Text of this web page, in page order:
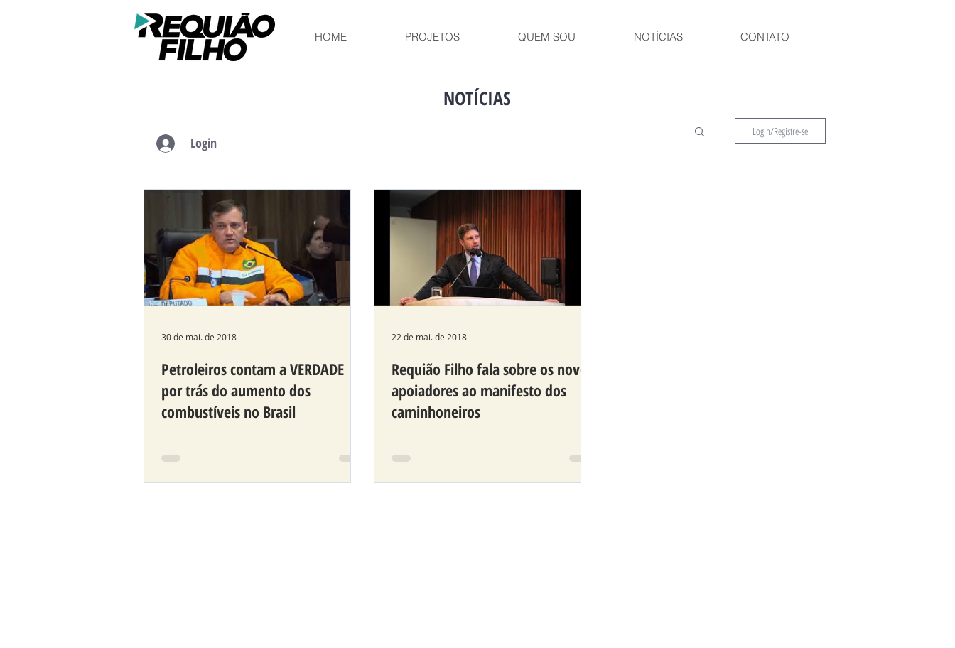
HOME PROJETOS QUEM SOU NOTÍCIAS CONTATO
NOTÍCIAS
Login/Registre-se
Petroleiros contam a VERDADE
por trás do aumento dos
combustíveis no Brasil
A Comissão de Direitos Humanos e
da Cidadania da Assembleia
30 de mai. de 2018
Requião Filho fala sobre os novos
apoiadores ao manifesto dos
caminhoneiros
Mobilizados pela isenção de
tributos para baratear o preço dos
22 de mai. de 2018
Login